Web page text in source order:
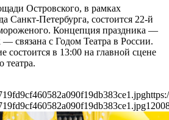
Островского, в рамках
Санкт-Петербурга, состоится 22-й
Концепция праздника —
связана с Годом Театра в России.
состоится в 13:00 на главной сцене
театра.
1200